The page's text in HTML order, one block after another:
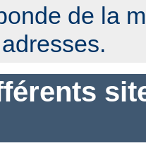
de la